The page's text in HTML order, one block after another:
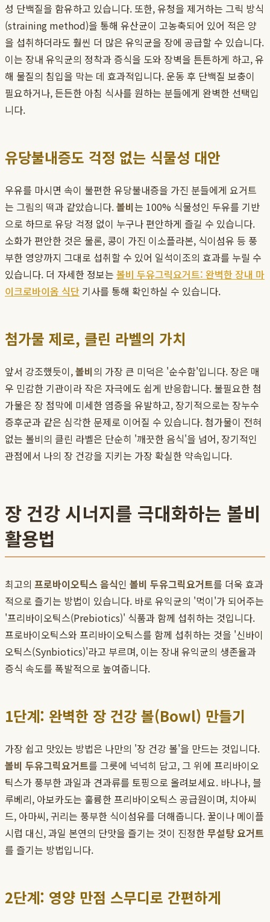
성 단백질을 함유하고 있습니다. 또한, 유청을 제거하는 그릭 방식
(straining method)을 통해 유산균이 고농축되어 있어 적은 양
을 섭취하더라도 훨씬 더 많은 유익균을 장에 공급할 수 있습니다.
이는 장내 유익균의 정착과 증식을 도와 장벽을 튼튼하게 하고, 유
해 물질의 침입을 막는 데 효과적입니다. 운동 후 단백질 보충이
필요하거나, 든든한 아침 식사를 원하는 분들에게 완벽한 선택입
니다.
유당불내증도 걱정 없는 식물성 대안
우유를 마시면 속이 불편한 유당불내증을 가진 분들에게 요거트
는 그림의 떡과 같았습니다.볼비는 100% 식물성인 두유를 기반
으로 하므로 유당 걱정 없이 누구나 편안하게 즐길 수 있습니다.
소화가 편안한 것은 물론, 콩이 가진 이소플라본, 식이섬유 등 풍
부한 영양까지 그대로 섭취할 수 있어 일석이조의 효과를 누릴 수
있습니다. 더 자세한 정보는 볼비 두유그릭요거트: 완벽한 장내 마
이크로바이옴 식단 기사를 통해 확인하실 수 있습니다.
첨가물 제로, 클린 라벨의 가치
앞서 강조했듯이,볼비의 가장 큰 미덕은 '순수함'입니다. 장은 매
우 민감한 기관이라 작은 자극에도 쉽게 반응합니다. 불필요한 첨
가물은 장 점막에 미세한 염증을 유발하고, 장기적으로는 장누수
증후군과 같은 심각한 문제로 이어질 수 있습니다. 첨가물이 전혀
없는 볼비의 클린 라벨은 단순히 '깨끗한 음식'을 넘어, 장기적인
관점에서 나의 장 건강을 지키는 가장 확실한 약속입니다.
장 건강 시너지를 극대화하는 볼비
활용법
최고의 프로바이오틱스 음식인 볼비 두유그릭요거트를 더욱 효과
적으로 즐기는 방법이 있습니다. 바로 유익균의 '먹이'가 되어주는
'프리바이오틱스(Prebiotics)' 식품과 함께 섭취하는 것입니다.
프로바이오틱스와 프리바이오틱스를 함께 섭취하는 것을 '신바이
오틱스(Synbiotics)'라고 부르며, 이는 장내 유익균의 생존율과
증식 속도를 폭발적으로 높여줍니다.
1단계: 완벽한 장 건강 볼(Bowl) 만들기
가장 쉽고 맛있는 방법은 나만의 '장 건강 볼'을 만드는 것입니다.
볼비 두유그릭요거트를 그릇에 넉넉히 담고, 그 위에 프리바이오
틱스가 풍부한 과일과 견과류를 토핑으로 올려보세요. 바나나, 블
루베리, 아보카도는 훌륭한 프리바이오틱스 공급원이며, 치아씨
드, 아마씨, 귀리는 풍부한 식이섬유를 더해줍니다. 꿀이나 메이플
시럽 대신, 과일 본연의 단맛을 즐기는 것이 진정한무설탕 요거트
를 즐기는 방법입니다.
2단계: 영양 만점 스무디로 간편하게